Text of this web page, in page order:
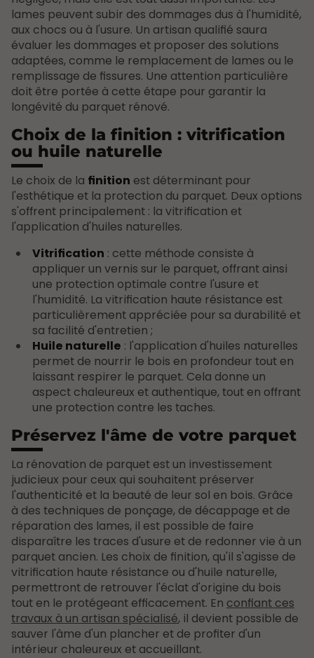
lames peuvent subir des dommages dus à l'humidité,
aux chocs ou à l'usure. Un artisan qualifié saura
évaluer les dommages et proposer des solutions
adaptées, comme le remplacement de lames ou le
remplissage de fissures. Une attention particulière
doit être portée à cette étape pour garantir la
longévité du parquet rénové.
Choix de la finition : vitrification
ou huile naturelle
Le choix de la finition est déterminant pour
l'esthétique et la protection du parquet. Deux options
s'offrent principalement : la vitrification et
l'application d'huiles naturelles.
Vitrification : cette méthode consiste à
appliquer un vernis sur le parquet, offrant ainsi
une protection optimale contre l'usure et
l'humidité. La vitrification haute résistance est
particulièrement appréciée pour sa durabilité et
sa facilité d'entretien ;
Huile naturelle : l'application d'huiles naturelles
permet de nourrir le bois en profondeur tout en
laissant respirer le parquet. Cela donne un
aspect chaleureux et authentique, tout en offrant
une protection contre les taches.
Préservez l'âme de votre parquet
La rénovation de parquet est un investissement
judicieux pour ceux qui souhaitent préserver
l'authenticité et la beauté de leur sol en bois. Grâce
à des techniques de ponçage, de décappage et de
réparation des lames, il est possible de faire
disparaître les traces d'usure et de redonner vie à un
parquet ancien. Les choix de finition, qu'il s'agisse de
vitrification haute résistance ou d'huile naturelle,
permettront de retrouver l'éclat d'origine du bois
tout en le protégeant efficacement. En confiant ces
travaux à un artisan spécialisé, il devient possible de
sauver l'âme d'un plancher et de profiter d'un
intérieur chaleureux et accueillant.